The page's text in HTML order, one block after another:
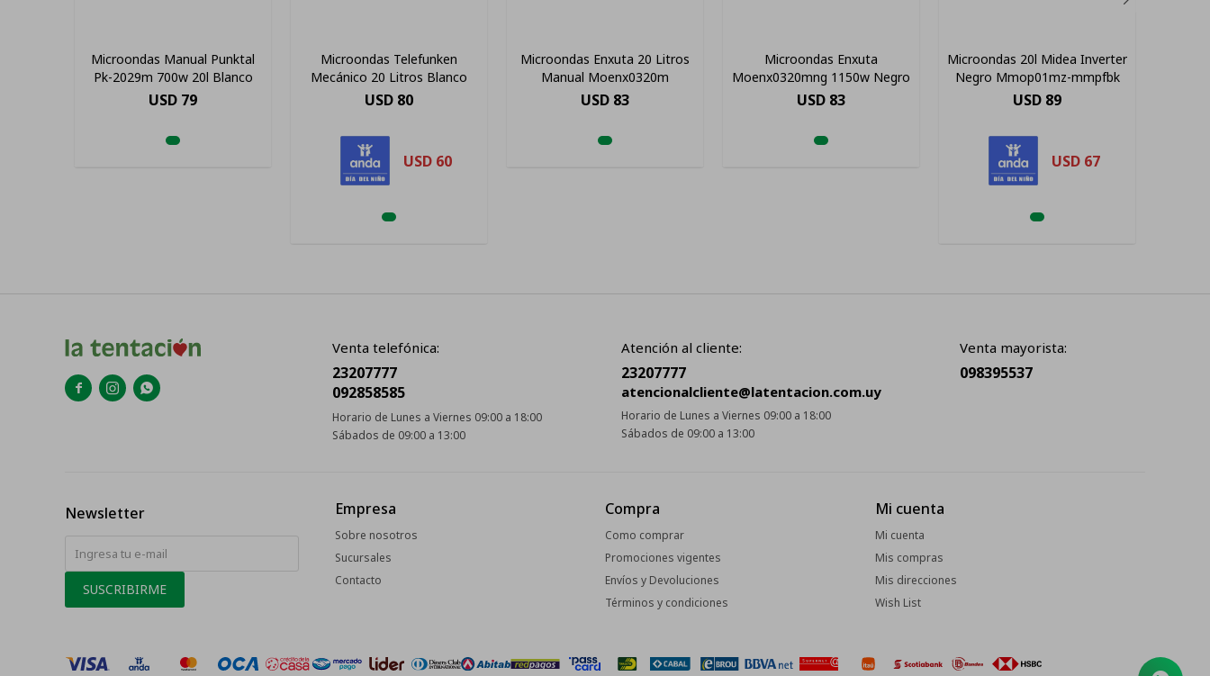
Microondas Manual Punktal
Pk-2029m 700w 20l Blanco
USD 79
Microondas Telefunken
Mecánico 20 Litros Blanco
USD 80
USD 60
Microondas Enxuta 20 Litros
Manual Moenx0320m
USD 83
Microondas Enxuta
Moenx0320mng 1150w Negro
USD 83
Microondas 20l Midea Inverter
Negro Mmop01mz-mmpfbk
USD 89
USD 67
  
Venta telefónica:
23207777
092858585
Horario de Lunes a Viernes 09:00 a 18:00
Sábados de 09:00 a 13:00
Atención al cliente:
23207777
atencionalcliente@latentacion.com.uy
Horario de Lunes a Viernes 09:00 a 18:00
Sábados de 09:00 a 13:00
Venta mayorista:
098395537
Empresa
Sobre nosotros
Sucursales
Contacto
Compra
Como comprar
Promociones vigentes
Envíos y Devoluciones
Términos y condiciones
Mi cuenta
Mi cuenta
Mis compras
Mis direcciones
Wish List
Newsletter
SUSCRIBIRME